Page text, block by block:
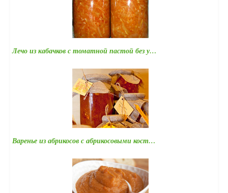
Лечо из кабачков с томатной пастой без у…
Варенье из абрикосов с абрикосовыми кост…